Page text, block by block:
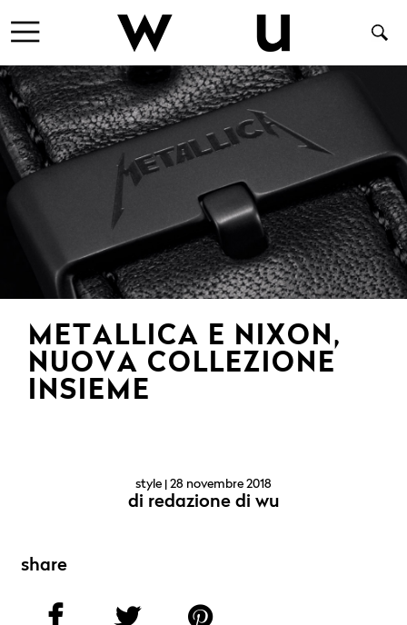
METALLICA E NIXON,
NUOVA COLLEZIONE
INSIEME
style | 28 novembre 2018
di redazione di wu
share